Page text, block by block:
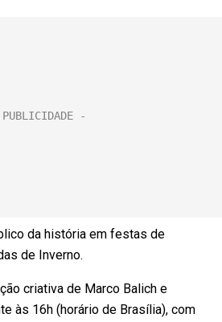
da história em festas de
de Inverno.
criativa de Marco Balich e
às 16h (horário de Brasília), com